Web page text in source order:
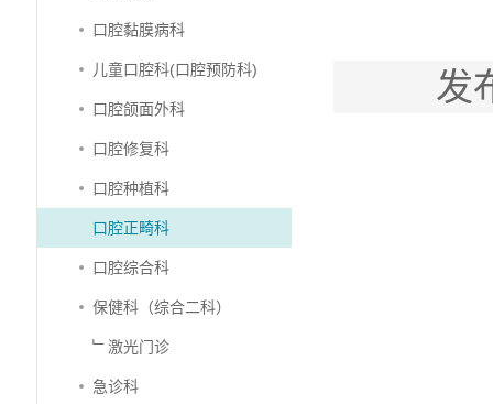
口腔黏膜病科
儿童口腔科(口腔预防科)
口腔颌面外科
口腔修复科
口腔种植科
口腔正畸科
口腔综合科
保健科（综合二科）
﹂激光门诊
急诊科
发